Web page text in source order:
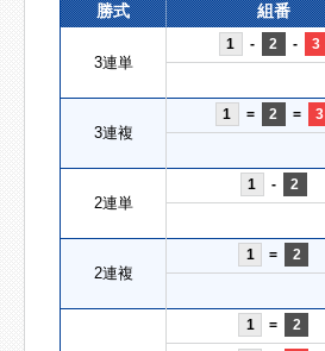
勝式 組番
3連単
1 - 2 - 3
3連複
1 = 2 = 3
2連単
1 - 2
2連複
1 = 2
1 = 2